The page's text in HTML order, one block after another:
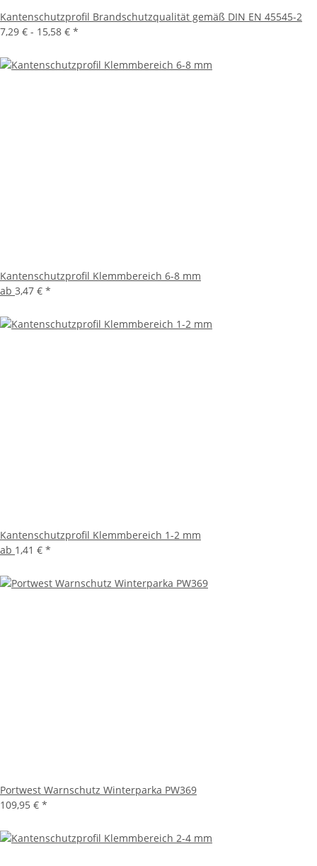
Kantenschutzprofil Brandschutzqualität gemäß DIN EN 45545-2
7,29 € - 15,58 € *
Kantenschutzprofil Klemmbereich 6-8 mm
ab 3,47 € *
Kantenschutzprofil Klemmbereich 1-2 mm
ab 1,41 € *
Portwest Warnschutz Winterparka PW369
109,95 € *